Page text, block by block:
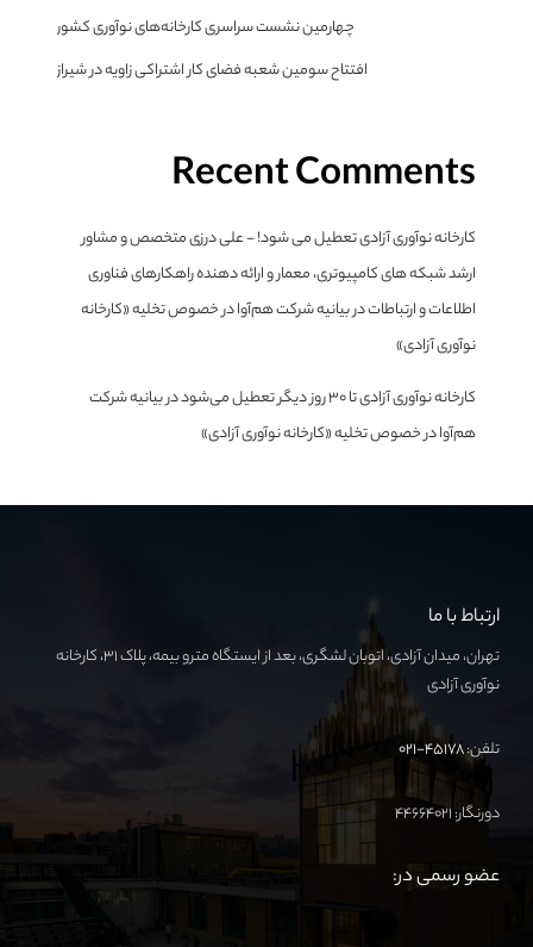
چهارمین نشست سراسری کارخانه‌های نوآوری کشور
افتتاح سومین شعبه فضای کار اشتراکی زاویه در شیراز
Recent Comments
کارخانه نوآوری آزادی تعطیل می شود! - علی درزی متخصص و مشاور
ارشد شبکه های کامپیوتری، معمار و ارائه دهنده راهکارهای فناوری
اطلاعات و ارتباطاتدربیانیه شرکت هم‌آوا در خصوص تخلیه «کارخانه
نوآوری آزادی»
کارخانه نوآوری آزادی تا ۳۰ روز دیگر تعطیل می‌شود دربیانیه شرکت
هم‌آوا در خصوص تخلیه «کارخانه نوآوری آزادی»
ارتباط با ما
تهران، میدان آزادی، اتوبان لشگری، بعد از ایستگاه مترو بیمه، پلاک ۳۱، کارخانه
نوآوری آزادی
تلفن:۴۵۱۷۸-۰۲۱
دورنگار: ۴۴۶۶۴۰۲۱
عضو رسمی در: